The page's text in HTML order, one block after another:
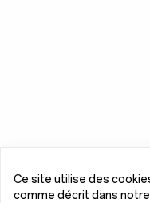
Ce site utilise des
comme décrit dans notre